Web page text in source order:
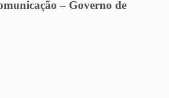
– Governo de